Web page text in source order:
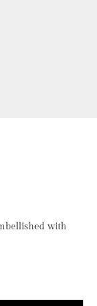
with